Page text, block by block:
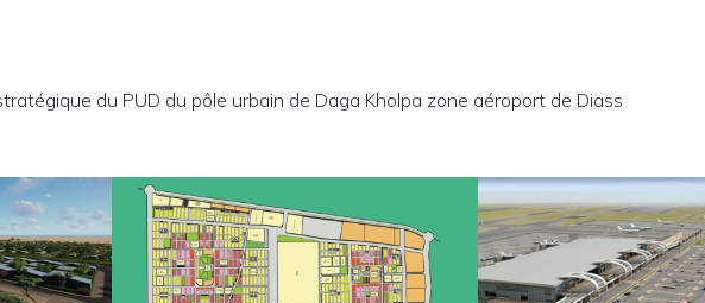
du PUD du pôle urbain de Daga Kholpa zone aéroport de Diass